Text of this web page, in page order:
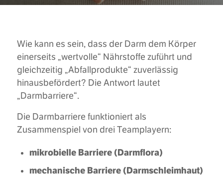
Wie kann es sein, dass der Darm dem Körper
einerseits „wertvolle“ Nährstoffe zuführt und
gleichzeitig „Abfallprodukte“ zuverlässig
hinausbefördert? Die Antwort lautet
„Darmbarriere“.
Die Darmbarriere funktioniert als
Zusammenspiel von drei Teamplayern:
mikrobielle Barriere (Darmflora)
mechanische Barriere (Darmschleimhaut)